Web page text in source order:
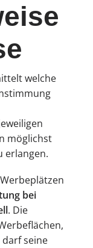
welche
möglichst
erlangen.
bei
. Die
seine